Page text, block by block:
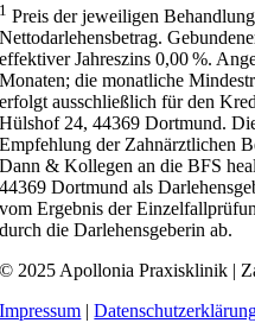
1 Preis der jeweiligen
Nettodarlehensbetrag.
effektiver Jahreszins 0,00 %.
Monaten; die monatliche
erfolgt ausschließlich für den
Hülshof 24, 44369 Dortmund.
Empfehlung der Zahnärztlichen
Dann & Kollegen an die BFS
44369 Dortmund als
vom Ergebnis der
durch die Darlehensgeberin ab.
© 2025 Apollonia Praxisklinik |
Impressum |